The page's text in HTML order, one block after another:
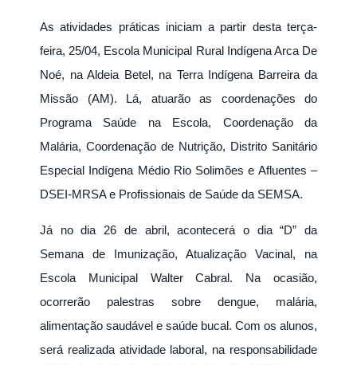
As atividades práticas iniciam a partir desta terça-
feira, 25/04, Escola Municipal Rural Indígena Arca De
Noé, na Aldeia Betel, na Terra Indígena Barreira da
Missão (AM). Lá, atuarão as coordenações do
Programa Saúde na Escola, Coordenação da
Malária, Coordenação de Nutrição, Distrito Sanitário
Especial Indígena Médio Rio Solimões e Afluentes –
DSEI-MRSA e Profissionais de Saúde da SEMSA.
Já no dia 26 de abril, acontecerá o dia “D” da
Semana de Imunização, Atualização Vacinal, na
Escola Municipal Walter Cabral. Na ocasião,
ocorrerão palestras sobre dengue, malária,
alimentação saudável e saúde bucal. Com os alunos,
será realizada atividade laboral, na responsabilidade